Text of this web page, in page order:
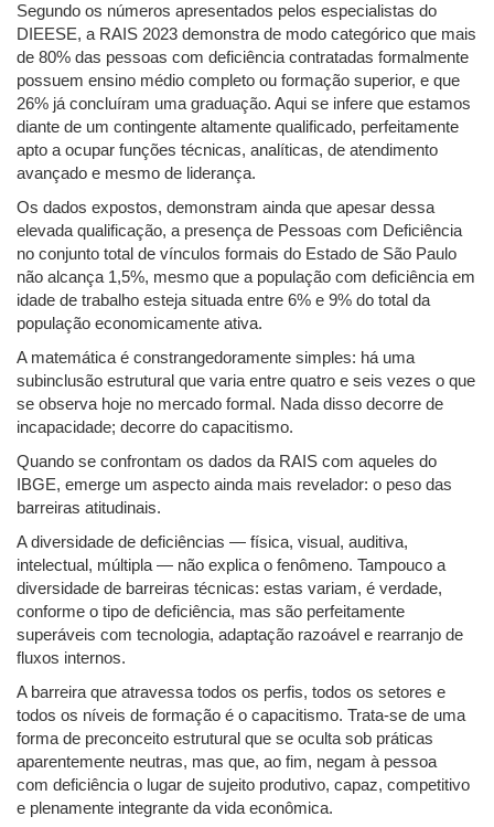
Segundo os números apresentados pelos especialistas do
DIEESE, a RAIS 2023 demonstra de modo categórico que mais
de 80% das pessoas com deficiência contratadas formalmente
possuem ensino médio completo ou formação superior, e que
26% já concluíram uma graduação. Aqui se infere que estamos
diante de um contingente altamente qualificado, perfeitamente
apto a ocupar funções técnicas, analíticas, de atendimento
avançado e mesmo de liderança.
Os dados expostos, demonstram ainda que apesar dessa
elevada qualificação, a presença de Pessoas com Deficiência
no conjunto total de vínculos formais do Estado de São Paulo
não alcança 1,5%, mesmo que a população com deficiência em
idade de trabalho esteja situada entre 6% e 9% do total da
população economicamente ativa.
A matemática é constrangedoramente simples: há uma
subinclusão estrutural que varia entre quatro e seis vezes o que
se observa hoje no mercado formal. Nada disso decorre de
incapacidade; decorre do capacitismo.
Quando se confrontam os dados da RAIS com aqueles do
IBGE, emerge um aspecto ainda mais revelador: o peso das
barreiras atitudinais.
A diversidade de deficiências — física, visual, auditiva,
intelectual, múltipla — não explica o fenômeno. Tampouco a
diversidade de barreiras técnicas: estas variam, é verdade,
conforme o tipo de deficiência, mas são perfeitamente
superáveis com tecnologia, adaptação razoável e rearranjo de
fluxos internos.
A barreira que atravessa todos os perfis, todos os setores e
todos os níveis de formação é o capacitismo. Trata-se de uma
forma de preconceito estrutural que se oculta sob práticas
aparentemente neutras, mas que, ao fim, negam à pessoa
com deficiência o lugar de sujeito produtivo, capaz, competitivo
e plenamente integrante da vida econômica.